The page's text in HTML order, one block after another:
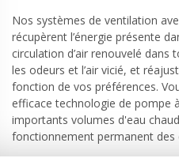
Nos systèmes de ventilation
récupèrent l’énergie présente
circulation d’air renouvelé
les odeurs et l’air vicié, et
fonction de vos préférences.
efficace technologie de pompe
importants volumes d'eau
fonctionnement permanent des